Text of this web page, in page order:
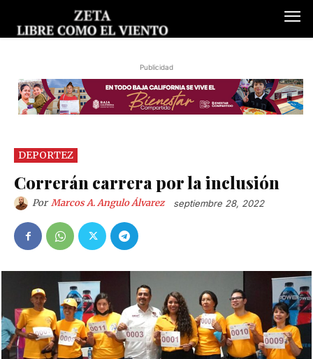
Publicidad
DEPORTEZ
Correrán carrera por la inclusión
Por Marcos A. Angulo Álvarez septiembre 28, 2022